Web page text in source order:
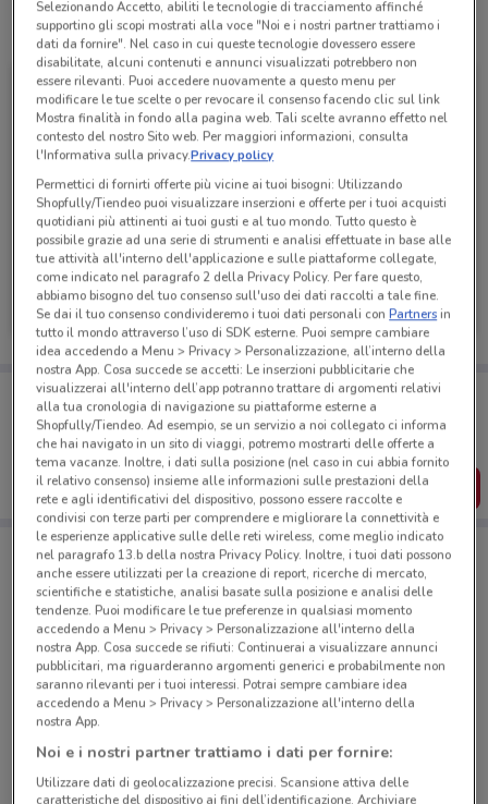
Tutte le promozioni di questo negozio
Eurospin
Scade domenica 1.8 km
Porta DoveConviene sempre con te!
Puoi trovare le migliori offerte dei negozi vicino a te,
salvarle e creare la tua lista del risparmio, comodamente
dal tuo cellulare.
SCARICA L’APP
Negozi Eurospin a San Dona' Di Piave
Via Papa Karol Wojtyla, 7 Oderzo
Selezionando Accetto, abiliti le tecnologie di tracciamento affinché
supportino gli scopi mostrati alla voce "Noi e i nostri partner trattiamo i
dati da fornire". Nel caso in cui queste tecnologie dovessero essere
disabilitate, alcuni contenuti e annunci visualizzati potrebbero non
essere rilevanti. Puoi accedere nuovamente a questo menu per
modificare le tue scelte o per revocare il consenso facendo clic sul link
Mostra finalità in fondo alla pagina web. Tali scelte avranno effetto nel
contesto del nostro Sito web. Per maggiori informazioni, consulta
l'Informativa sulla privacy.Privacy policy
Permettici di fornirti offerte più vicine ai tuoi bisogni: Utilizzando
Shopfully/Tiendeo puoi visualizzare inserzioni e offerte per i tuoi acquisti
quotidiani più attinenti ai tuoi gusti e al tuo mondo. Tutto questo è
possibile grazie ad una serie di strumenti e analisi effettuate in base alle
tue attività all'interno dell'applicazione e sulle piattaforme collegate,
come indicato nel paragrafo 2 della Privacy Policy. Per fare questo,
abbiamo bisogno del tuo consenso sull'uso dei dati raccolti a tale fine.
Se dai il tuo consenso condivideremo i tuoi dati personali conPartnersin
tutto il mondo attraverso l’uso di SDK esterne. Puoi sempre cambiare
idea accedendo a Menu > Privacy > Personalizzazione, all’interno della
nostra App. Cosa succede se accetti: Le inserzioni pubblicitarie che
visualizzerai all'interno dell’app potranno trattare di argomenti relativi
alla tua cronologia di navigazione su piattaforme esterne a
Shopfully/Tiendeo. Ad esempio, se un servizio a noi collegato ci informa
che hai navigato in un sito di viaggi, potremo mostrarti delle offerte a
tema vacanze. Inoltre, i dati sulla posizione (nel caso in cui abbia fornito
il relativo consenso) insieme alle informazioni sulle prestazioni della
rete e agli identificativi del dispositivo, possono essere raccolte e
condivisi con terze parti per comprendere e migliorare la connettività e
le esperienze applicative sulle delle reti wireless, come meglio indicato
nel paragrafo 13.b della nostra Privacy Policy. Inoltre, i tuoi dati possono
anche essere utilizzati per la creazione di report, ricerche di mercato,
scientifiche e statistiche, analisi basate sulla posizione e analisi delle
tendenze. Puoi modificare le tue preferenze in qualsiasi momento
accedendo a Menu > Privacy > Personalizzazione all'interno della
nostra App. Cosa succede se rifiuti: Continuerai a visualizzare annunci
pubblicitari, ma riguarderanno argomenti generici e probabilmente non
saranno rilevanti per i tuoi interessi. Potrai sempre cambiare idea
accedendo a Menu > Privacy > Personalizzazione all'interno della
nostra App.
Noi e i nostri partner trattiamo i dati per fornire:
Utilizzare dati di geolocalizzazione precisi. Scansione attiva delle
caratteristiche del dispositivo ai fini dell’identificazione. Archiviare